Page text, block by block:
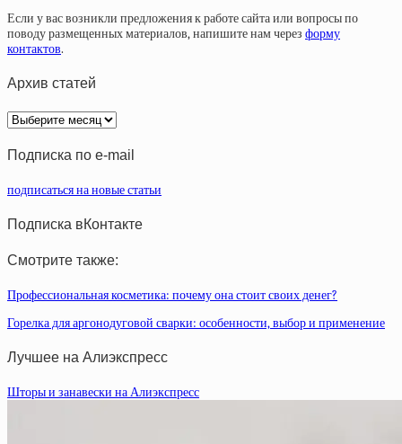
Если у вас возникли предложения к работе сайта или вопросы по
поводу размещенных материалов, напишите нам через форму
контактов.
Архив статей
Архив
статей
Подписка по e-mail
подписаться на новые статьи
Подписка вКонтакте
Смотрите также:
Профессиональная косметика: почему она стоит своих денег?
Горелка для аргонодуговой сварки: особенности, выбор и применение
Лучшее на Алиэкспресс
Шторы и занавески на Алиэкспресс